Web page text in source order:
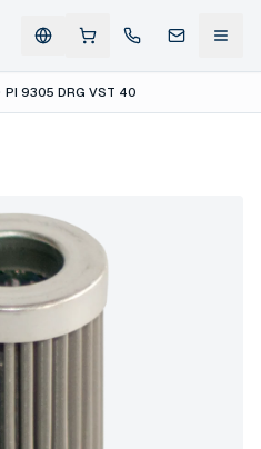
PI 9305 DRG VST 40